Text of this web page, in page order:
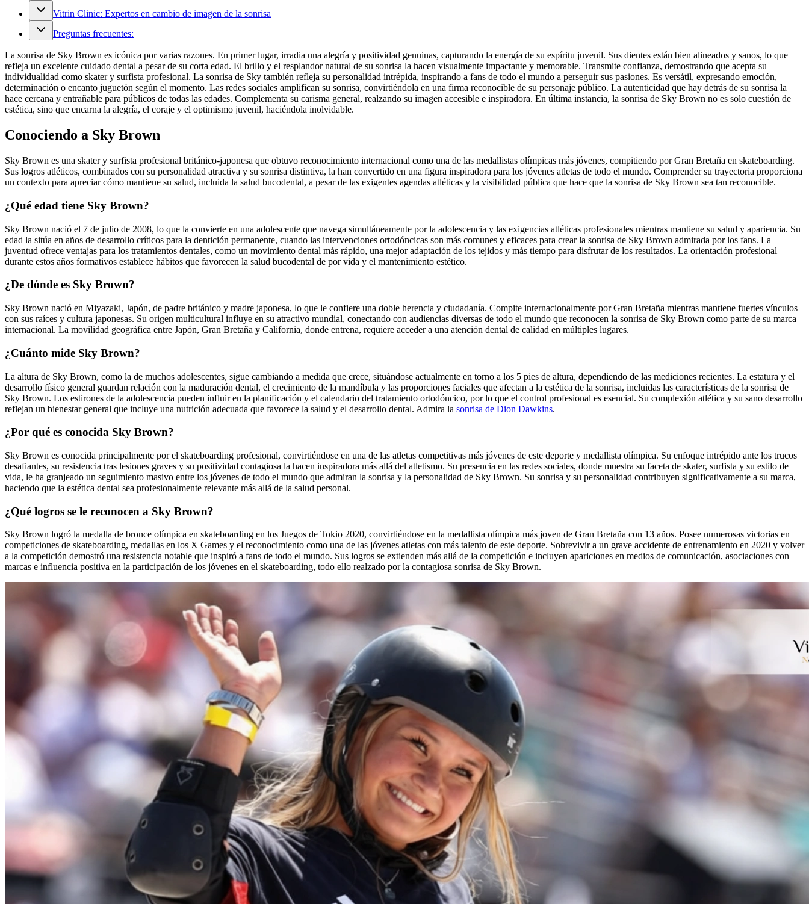
Vitrin Clinic: Expertos en cambio de imagen de la sonrisa
Preguntas frecuentes:
La sonrisa de Sky Brown es icónica por varias razones. En primer lugar, irradia una alegría y positividad genuinas, capturando la energía de su espíritu juvenil. Sus dientes están bien alineados y sanos, lo que
refleja un excelente cuidado dental a pesar de su corta edad. El brillo y el resplandor natural de su sonrisa la hacen visualmente impactante y memorable. Transmite confianza, demostrando que acepta su
individualidad como skater y surfista profesional. La sonrisa de Sky también refleja su personalidad intrépida, inspirando a fans de todo el mundo a perseguir sus pasiones. Es versátil, expresando emoción,
determinación o encanto juguetón según el momento. Las redes sociales amplifican su sonrisa, convirtiéndola en una firma reconocible de su personaje público. La autenticidad que hay detrás de su sonrisa la
hace cercana y entrañable para públicos de todas las edades. Complementa su carisma general, realzando su imagen accesible e inspiradora. En última instancia, la sonrisa de Sky Brown no es solo cuestión de
estética, sino que encarna la alegría, el coraje y el optimismo juvenil, haciéndola inolvidable.
Conociendo a Sky Brown
Sky Brown es una skater y surfista profesional británico-japonesa que obtuvo reconocimiento internacional como una de las medallistas olímpicas más jóvenes, compitiendo por Gran Bretaña en skateboarding.
Sus logros atléticos, combinados con su personalidad atractiva y su sonrisa distintiva, la han convertido en una figura inspiradora para los jóvenes atletas de todo el mundo. Comprender su trayectoria proporciona
un contexto para apreciar cómo mantiene su salud, incluida la salud bucodental, a pesar de las exigentes agendas atléticas y la visibilidad pública que hace que la sonrisa de Sky Brown sea tan reconocible.
¿Qué edad tiene Sky Brown?
Sky Brown nació el 7 de julio de 2008, lo que la convierte en una adolescente que navega simultáneamente por la adolescencia y las exigencias atléticas profesionales mientras mantiene su salud y apariencia. Su
edad la sitúa en años de desarrollo críticos para la dentición permanente, cuando las intervenciones ortodóncicas son más comunes y eficaces para crear la sonrisa de Sky Brown admirada por los fans. La
juventud ofrece ventajas para los tratamientos dentales, como un movimiento dental más rápido, una mejor adaptación de los tejidos y más tiempo para disfrutar de los resultados. La orientación profesional
durante estos años formativos establece hábitos que favorecen la salud bucodental de por vida y el mantenimiento estético.
¿De dónde es Sky Brown?
Sky Brown nació en Miyazaki, Japón, de padre británico y madre japonesa, lo que le confiere una doble herencia y ciudadanía. Compite internacionalmente por Gran Bretaña mientras mantiene fuertes vínculos
con sus raíces y cultura japonesas. Su origen multicultural influye en su atractivo mundial, conectando con audiencias diversas de todo el mundo que reconocen la sonrisa de Sky Brown como parte de su marca
internacional. La movilidad geográfica entre Japón, Gran Bretaña y California, donde entrena, requiere acceder a una atención dental de calidad en múltiples lugares.
¿Cuánto mide Sky Brown?
La altura de Sky Brown, como la de muchos adolescentes, sigue cambiando a medida que crece, situándose actualmente en torno a los 5 pies de altura, dependiendo de las mediciones recientes. La estatura y el
desarrollo físico general guardan relación con la maduración dental, el crecimiento de la mandíbula y las proporciones faciales que afectan a la estética de la sonrisa, incluidas las características de la sonrisa de
Sky Brown. Los estirones de la adolescencia pueden influir en la planificación y el calendario del tratamiento ortodóncico, por lo que el control profesional es esencial. Su complexión atlética y su sano desarrollo
reflejan un bienestar general que incluye una nutrición adecuada que favorece la salud y el desarrollo dental. Admira la sonrisa de Dion Dawkins.
¿Por qué es conocida Sky Brown?
Sky Brown es conocida principalmente por el skateboarding profesional, convirtiéndose en una de las atletas competitivas más jóvenes de este deporte y medallista olímpica. Su enfoque intrépido ante los trucos
desafiantes, su resistencia tras lesiones graves y su positividad contagiosa la hacen inspiradora más allá del atletismo. Su presencia en las redes sociales, donde muestra su faceta de skater, surfista y su estilo de
vida, le ha granjeado un seguimiento masivo entre los jóvenes de todo el mundo que admiran la sonrisa y la personalidad de Sky Brown. Su sonrisa y su personalidad contribuyen significativamente a su marca,
haciendo que la estética dental sea profesionalmente relevante más allá de la salud personal.
¿Qué logros se le reconocen a Sky Brown?
Sky Brown logró la medalla de bronce olímpica en skateboarding en los Juegos de Tokio 2020, convirtiéndose en la medallista olímpica más joven de Gran Bretaña con 13 años. Posee numerosas victorias en
competiciones de skateboarding, medallas en los X Games y el reconocimiento como una de las jóvenes atletas con más talento de este deporte. Sobrevivir a un grave accidente de entrenamiento en 2020 y volver
a la competición demostró una resistencia notable que inspiró a fans de todo el mundo. Sus logros se extienden más allá de la competición e incluyen apariciones en medios de comunicación, asociaciones con
marcas e influencia positiva en la participación de los jóvenes en el skateboarding, todo ello realzado por la contagiosa sonrisa de Sky Brown.